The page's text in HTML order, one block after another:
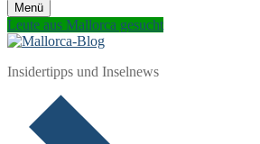
Menü
Leute aus Mallorca gesucht
Insidertipps und Inselnews